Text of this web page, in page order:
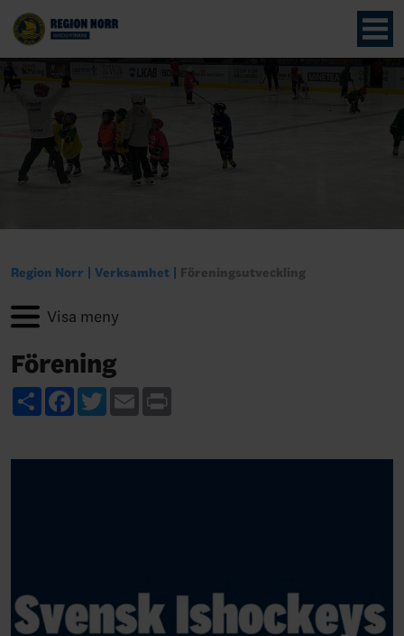
Region Norr Verksamhet Föreningsutveckling
Förening
ShareFacebook
TwitterEmail